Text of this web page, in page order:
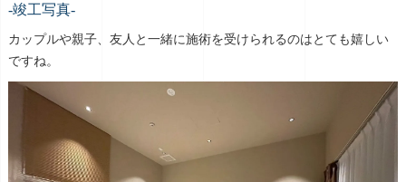
-竣工写真-
カップルや親子、友人と一緒に施術を受けられるのはとても嬉しい
ですね。